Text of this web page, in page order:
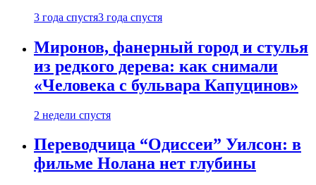
3 года спустя3 года спустя
Миронов, фанерный город и стулья
из редкого дерева: как снимали
«Человека с бульвара Капуцинов»
2 недели спустя
Переводчица “Одиссеи” Уилсон: в
фильме Нолана нет глубины